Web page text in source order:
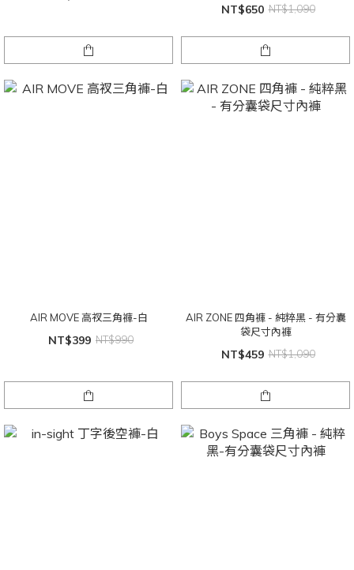
NT$650 NT$1,090
AIR MOVE 高衩三角褲-白
NT$399 NT$990
AIR ZONE 四角褲 - 純粹黑 - 有分囊
袋尺寸內褲
NT$459 NT$1,090